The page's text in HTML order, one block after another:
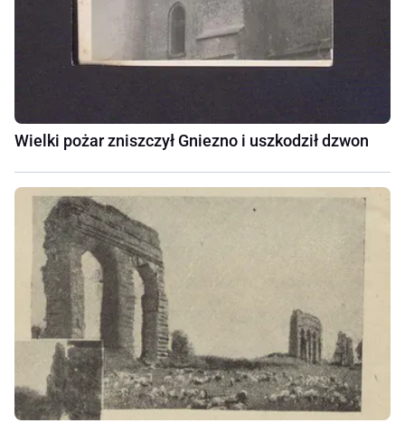
Wielki pożar zniszczył Gniezno i uszkodził dzwon